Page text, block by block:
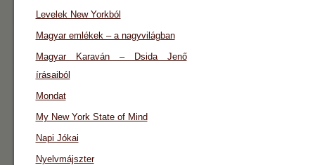
Levelek New Yorkból
Magyar emlékek – a nagyvilágban
Magyar Karaván – Dsida Jenő
írásaiból
Mondat
My New York State of Mind
Napi Jókai
Nyelvmájszter